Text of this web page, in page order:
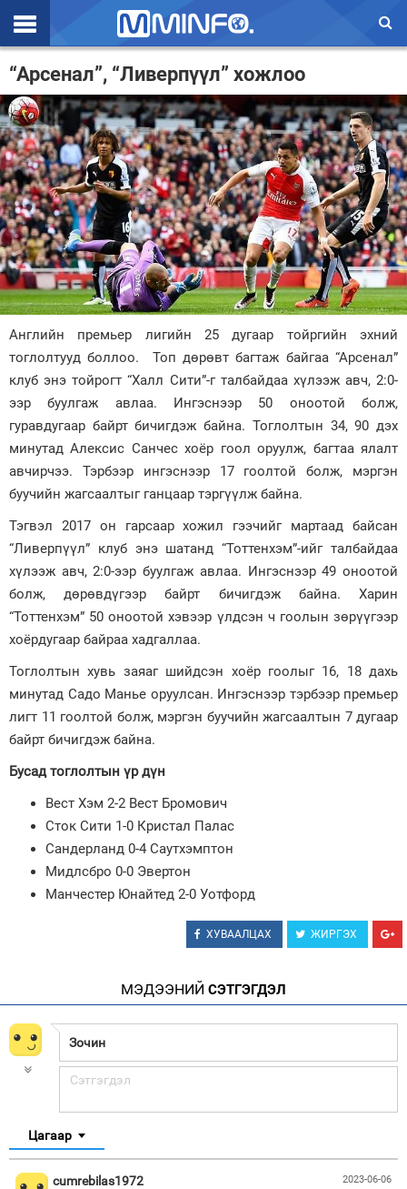
Эхлэл
Цаг агаар
Валют ханш
Улс төр
Эдийн засаг
Үзэл бодол
Спорт
Дэлхий
Энтертайнмэнт
Зурхай
“Арсенал”, “Ливерпүүл” хожлоо
Английн премьер лигийн 25 дугаар тойргийн эхний
тоглолтууд боллоо. Топ дөрөвт багтаж байгаа “Арсенал”
клуб энэ тойрогт “Халл Сити”-г талбайдаа хүлээж авч, 2:0-
ээр буулгаж авлаа. Ингэснээр 50 оноотой болж,
гуравдугаар байрт бичигдэж байна. Тоглолтын 34, 90 дэх
минутад Алексис Санчес хоёр гоол оруулж, багтаа ялалт
авчирчээ. Тэрбээр ингэснээр 17 гоолтой болж, мэргэн
буучийн жагсаалтыг ганцаар тэргүүлж байна.
Тэгвэл 2017 он гарсаар хожил гээчийг мартаад байсан
“Ливерпүүл” клуб энэ шатанд “Тоттенхэм”-ийг талбайдаа
хүлээж авч, 2:0-ээр буулгаж авлаа. Ингэснээр 49 оноотой
болж, дөрөвдүгээр байрт бичигдэж байна. Харин
“Тоттенхэм” 50 оноотой хэвээр үлдсэн ч гоолын зөрүүгээр
хоёрдугаар байраа хадгаллаа.
Тоглолтын хувь заяаг шийдсэн хоёр гоолыг 16, 18 дахь
минутад Садо Манье оруулсан. Ингэснээр тэрбээр премьер
лигт 11 гоолтой болж, мэргэн буучийн жагсаалтын 7 дугаар
байрт бичигдэж байна.
Бусад тоглолтын үр дүн
Вест Хэм 2-2 Вест Бромович
Сток Сити 1-0 Кристал Палас
Сандерланд 0-4 Саутхэмптон
Мидлсбро 0-0 Эвертон
Манчестер Юнайтед 2-0 Уотфорд
ХУВААЛЦАХ ЖИРГЭХ
МЭДЭЭНИЙ СЭТГЭГДЭЛ
Цагаар
2023-06-06
cumrebilas1972